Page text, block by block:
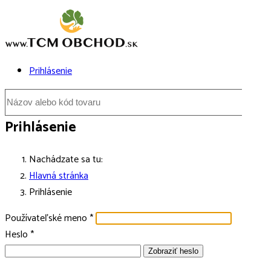
Prihlásenie
Prihlásenie
Nachádzate sa tu:
Hlavná stránka
Prihlásenie
Používateľské meno*
Heslo*
Zobraziť heslo